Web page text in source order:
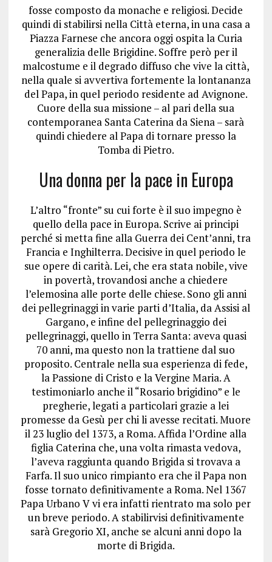
fosse composto da monache e religiosi. Decide
quindi di stabilirsi nella Città eterna, in una casa a
Piazza Farnese che ancora oggi ospita la Curia
generalizia delle Brigidine. Soffre però per il
malcostume e il degrado diffuso che vive la città,
nella quale si avvertiva fortemente la lontananza
del Papa, in quel periodo residente ad Avignone.
Cuore della sua missione – al pari della sua
contemporanea Santa Caterina da Siena – sarà
quindi chiedere al Papa di tornare presso la
Tomba di Pietro.
Una donna per la pace in Europa
L’altro “fronte” su cui forte è il suo impegno è
quello della pace in Europa. Scrive ai principi
perché si metta fine alla Guerra dei Cent’anni, tra
Francia e Inghilterra. Decisive in quel periodo le
sue opere di carità. Lei, che era stata nobile, vive
in povertà, trovandosi anche a chiedere
l’elemosina alle porte delle chiese. Sono gli anni
dei pellegrinaggi in varie parti d’Italia, da Assisi al
Gargano, e infine del pellegrinaggio dei
pellegrinaggi, quello in Terra Santa: aveva quasi
70 anni, ma questo non la trattiene dal suo
proposito. Centrale nella sua esperienza di fede,
la Passione di Cristo e la Vergine Maria. A
testimoniarlo anche il “Rosario brigidino” e le
pregherie, legati a particolari grazie a lei
promesse da Gesù per chi li avesse recitati. Muore
il 23 luglio del 1373, a Roma. Affida l’Ordine alla
figlia Caterina che, una volta rimasta vedova,
l’aveva raggiunta quando Brigida si trovava a
Farfa. Il suo unico rimpianto era che il Papa non
fosse tornato definitivamente a Roma. Nel 1367
Papa Urbano V vi era infatti rientrato ma solo per
un breve periodo. A stabilirvisi definitivamente
sarà Gregorio XI, anche se alcuni anni dopo la
morte di Brigida.